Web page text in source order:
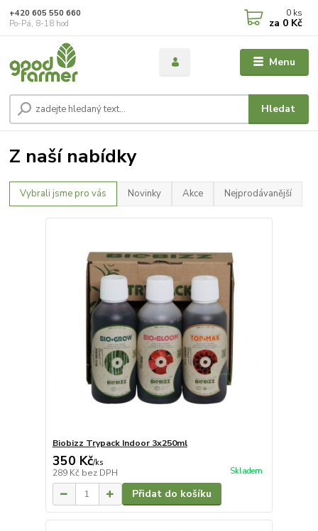
Menu
Hledat
+420 605 550 660
Po-Pá, 8-18 hod
0 ks
za 0 Kč
Z naší nabídky
Vybrali jsme pro vás Novinky Akce Nejprodávanější
Biobizz Trypack Indoor 3x250ml
350 Kč/ks
289 Kč bez DPH Skladem
Přidat do košíku